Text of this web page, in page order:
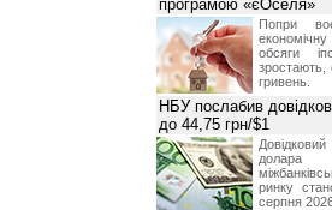
програмою «єОселя»
Попри
обсяги
гривень.
НБУ послабив
до 44,75 грн/$1
ринку
серпня